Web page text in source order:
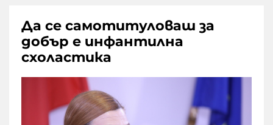
Да се самотитуловаш за
добър е инфантилна
схоластика